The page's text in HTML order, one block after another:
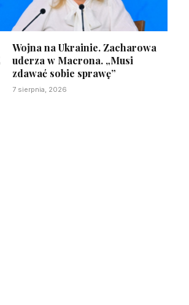
Wojna na Ukrainie. Zacharowa
uderza w Macrona. „Musi
zdawać sobie sprawę”
7 sierpnia, 2026